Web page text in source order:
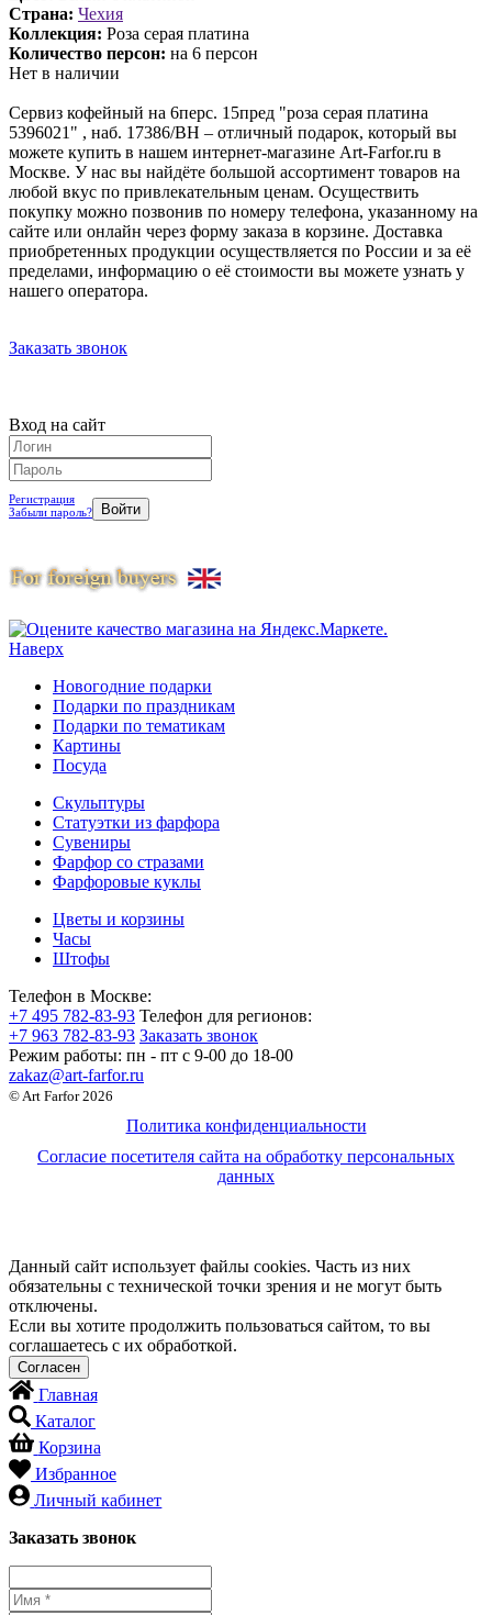
Страна: Чехия
Коллекция: Роза серая платина
Количество персон: на 6 персон
Нет в наличии
Сервиз кофейный на 6перс. 15пред "роза серая платина
5396021" , наб. 17386/BH – отличный подарок, который вы
можете купить в нашем интернет-магазине Art-Farfor.ru в
Москве. У нас вы найдёте большой ассортимент товаров на
любой вкус по привлекательным ценам. Осуществить
покупку можно позвонив по номеру телефона, указанному на
сайте или онлайн через форму заказа в корзине. Доставка
приобретенных продукции осуществляется по России и за её
пределами, информацию о её стоимости вы можете узнать у
нашего оператора.
Заказать звонок
Вход на сайт
Регистрация
Забыли пароль?
Наверх
Новогодние подарки
Подарки по праздникам
Подарки по тематикам
Картины
Посуда
Скульптуры
Статуэтки из фарфора
Сувениры
Фарфор со стразами
Фарфоровые куклы
Цветы и корзины
Часы
Штофы
Телефон в Москве:
+7 495 782-83-93 Телефон для регионов:
+7 963 782-83-93 Заказать звонок
Режим работы: пн - пт c 9-00 до 18-00
zakaz@art-farfor.ru
© Art Farfor 2026
Политика конфиденциальности
Согласие посетителя сайта на обработку персональных
данных
Данный сайт использует файлы cookies. Часть из них
обязательны с технической точки зрения и не могут быть
отключены.
Если вы хотите продолжить пользоваться сайтом, то вы
соглашаетесь с их обработкой.
Главная
Каталог
Корзина
Избранное
Личный кабинет
Заказать звонок